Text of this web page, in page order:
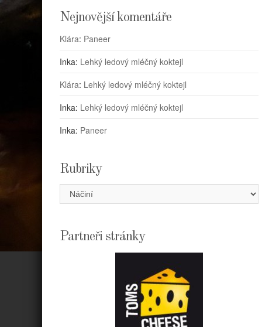
Nejnovější komentáře
Klára: Paneer
Inka: Lehký ledový mléčný koktejl
Klára: Lehký ledový mléčný koktejl
Inka: Lehký ledový mléčný koktejl
Inka: Paneer
Rubriky
Rubriky
Partneři stránky